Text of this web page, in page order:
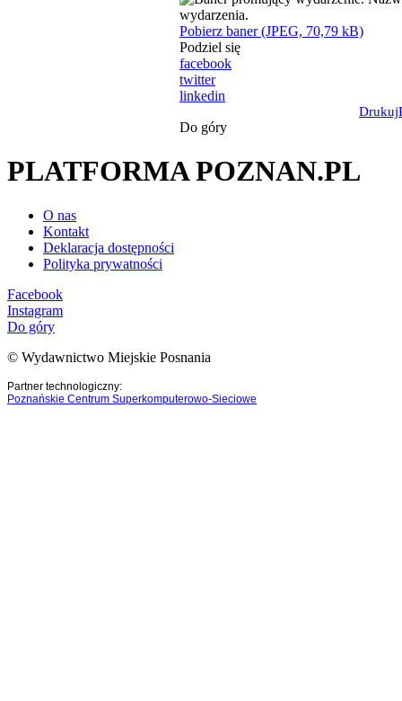
Pobierz baner (JPEG, 70,79 kB)
Podziel się
facebook
twitter
linkedin
Drukuj
Do góry
PLATFORMA POZNAN.PL
O nas
Kontakt
Deklaracja dostępności
Polityka prywatności
Facebook
Instagram
Do góry
© Wydawnictwo Miejskie Posnania
Partner technologiczny:
Poznańskie Centrum Superkomputerowo-Sieciowe